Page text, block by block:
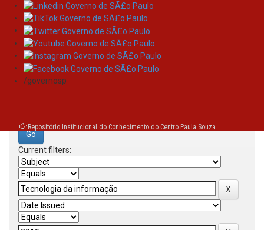
Skip
navigation
/governosp
Repositório Institucional do Conhecimento do Centro Paula Souza
Search
Search:
Current filters: